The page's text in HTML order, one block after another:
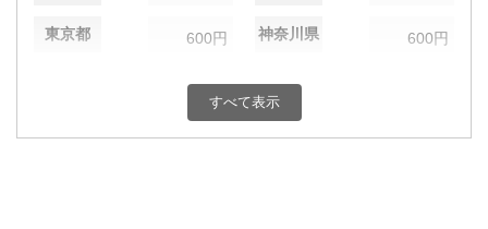
東京都 600円 神奈川県 600円
600円 富山県
すべて表示